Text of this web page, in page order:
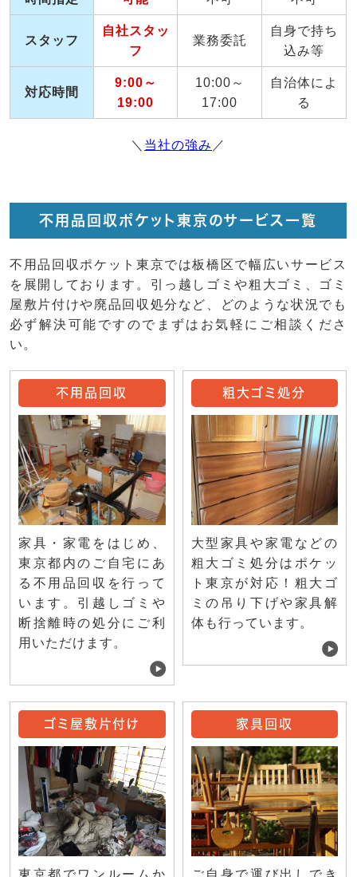
スタッフ
自社スタッ
フ
業務委託
自身で持ち
込み等
対応時間
9:00～
19:00
10:00～
17:00
自治体によ
る
＼ 当社の強み ／
不用品回収ポケット東京のサービス一覧
不用品回収ポケット東京では板橋区で幅広いサービス
を展開しております。引っ越しゴミや粗大ゴミ、ゴミ
屋敷片付けや廃品回収処分など、どのような状況でも
必ず解決可能ですのでまずはお気軽にご相談くださ
い。
不用品回収
家具・家電をはじめ、
東京都内のご自宅にあ
る不用品回収を行って
います。引越しゴミや
断捨離時の処分にご利
用いただけます。
粗大ゴミ処分
大型家具や家電などの
粗大ゴミ処分はポケッ
ト東京が対応！粗大ゴ
ミの吊り下げや家具解
体も行っています。
ゴミ屋敷片付け 家具回収
ご自身で運び出しでき